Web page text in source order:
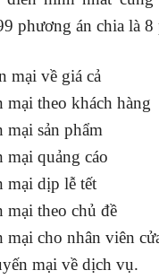
phương án chia là
mại về giá cả
mại theo khách hàng
mại sản phẩm
mại quảng cáo
mại dịp lễ tết
mại theo chủ đề
mại cho nhân viên
mại về dịch vụ.